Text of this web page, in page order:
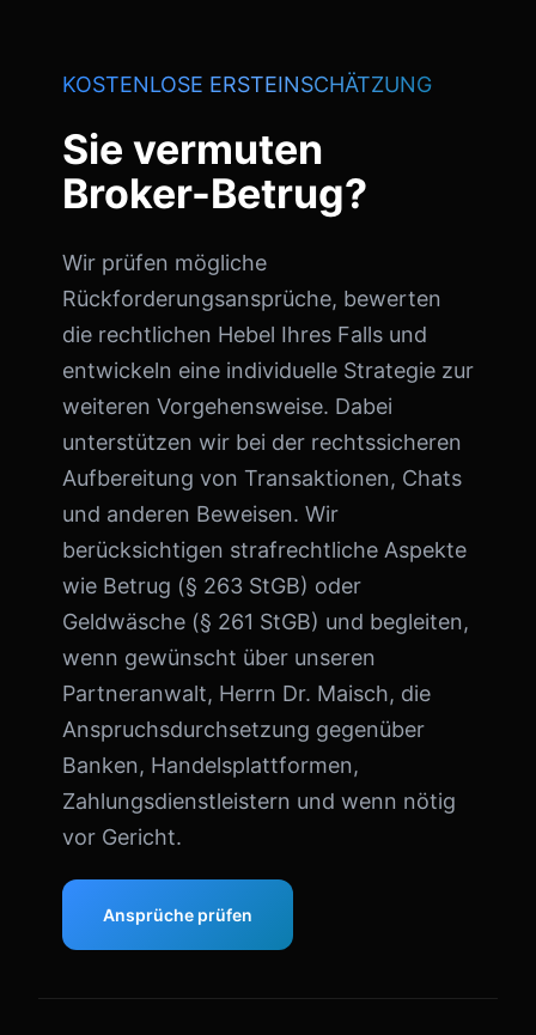
KOSTENLOSE ERSTEINSCHÄTZUNG
Sie vermuten
Broker-Betrug?
Wir prüfen mögliche
Rückforderungsansprüche, bewerten
die rechtlichen Hebel Ihres Falls und
entwickeln eine individuelle Strategie zur
weiteren Vorgehensweise. Dabei
unterstützen wir bei der rechtssicheren
Aufbereitung von Transaktionen, Chats
und anderen Beweisen. Wir
berücksichtigen strafrechtliche Aspekte
wie Betrug (§ 263 StGB) oder
Geldwäsche (§ 261 StGB) und begleiten,
wenn gewünscht über unseren
Partneranwalt, Herrn Dr. Maisch, die
Anspruchsdurchsetzung gegenüber
Banken, Handelsplattformen,
Zahlungsdienstleistern und wenn nötig
vor Gericht.
Ansprüche prüfen